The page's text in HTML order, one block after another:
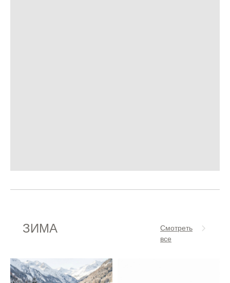
ЗИМА
Смотреть
все